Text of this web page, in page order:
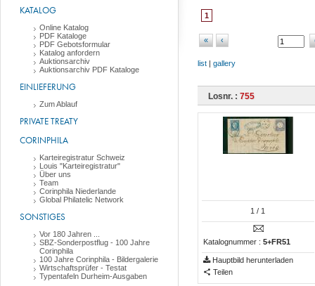
KATALOG
Online Katalog
PDF Kataloge
PDF Gebotsformular
Katalog anfordern
Auktionsarchiv
Auktionsarchiv PDF Kataloge
EINLIEFERUNG
Zum Ablauf
PRIVATE TREATY
CORINPHILA
Karteiregistratur Schweiz
Louis "Karteiregistratur"
Über uns
Team
Corinphila Niederlande
Global Philatelic Network
SONSTIGES
Vor 180 Jahren ...
SBZ-Sonderpostflug - 100 Jahre
Corinphila
100 Jahre Corinphila - Bildergalerie
Wirtschaftsprüfer - Testat
Typentafeln Durheim-Ausgaben
1
« ‹
list | gallery
Losnr. : 755
1 / 1
Katalognummer : 5+FR51
Hauptbild herunterladen
Teilen